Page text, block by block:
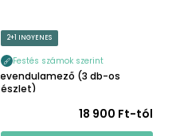
2+1 INGYENES
Festés számok szerint
Levendulamező (3 db-os
készlet)
18 900 Ft-tól